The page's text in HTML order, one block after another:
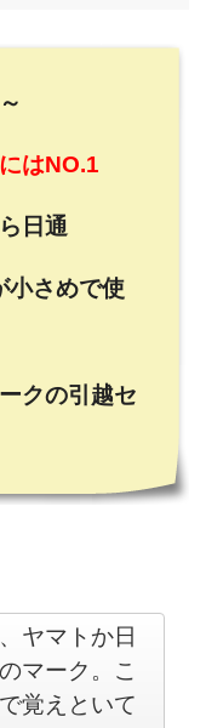
はNO.1
日通
さめで使
クの引越セ
ヤマトか日
マーク。こ
覚えといて